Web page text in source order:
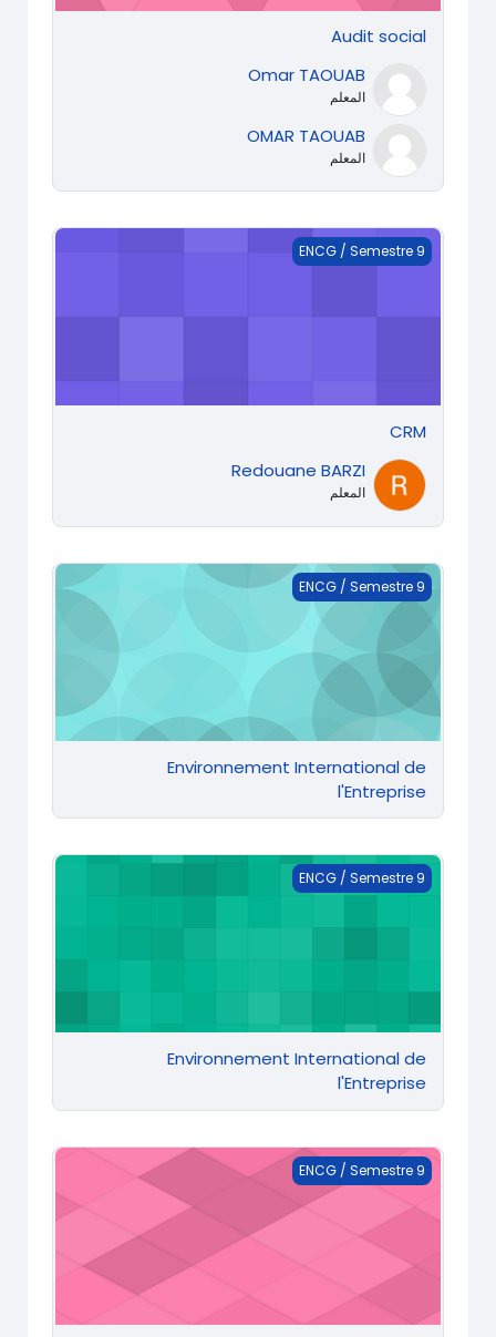
Audit social
Omar TAOUAB
المعلم
OMAR TAOUAB
المعلم
CRM
ENCG / Semestre 9
CRM
Redouane BARZI
المعلم
Environnement International de l'Entreprise
ENCG / Semestre 9
Environnement International de
l'Entreprise
Environnement International de l'Entreprise
ENCG / Semestre 9
Environnement International de
l'Entreprise
Environnement International de l'Entreprise
ENCG / Semestre 9